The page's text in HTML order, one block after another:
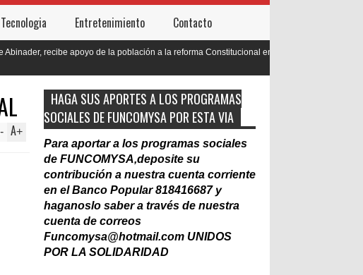
Entretenimiento Contacto
de la población a la reforma Constitucional en mas de un 90
A+
-
HAGA SUS APORTES A LOS PROGRAMAS
SOCIALES DE FUNCOMYSA POR ESTA VIA
Para aportar a los programas sociales
de FUNCOMYSA,deposite su
contribución a nuestra cuenta corriente
en el Banco Popular 818416687 y
haganoslo saber a través de nuestra
cuenta de correos
Funcomysa@hotmail.com UNIDOS
POR LA SOLIDARIDAD